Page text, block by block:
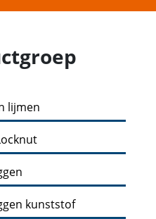
lijmen
kunststof